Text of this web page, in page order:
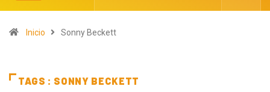
Inicio Sonny Beckett
TAGS : SONNY BECKETT